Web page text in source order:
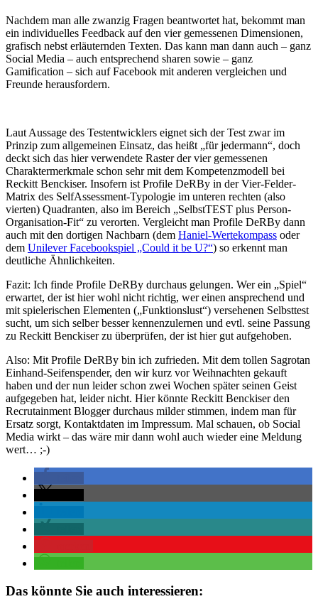
Nachdem man alle zwanzig Fragen beantwortet hat, bekommt man
ein individuelles Feedback auf den vier gemessenen Dimensionen,
grafisch nebst erläuternden Texten. Das kann man dann auch – ganz
Social Media – auch entsprechend sharen sowie – ganz
Gamification – sich auf Facebook mit anderen vergleichen und
Freunde herausfordern.
Laut Aussage des Testentwicklers eignet sich der Test zwar im
Prinzip zum allgemeinen Einsatz, das heißt „für jedermann“, doch
deckt sich das hier verwendete Raster der vier gemessenen
Charaktermerkmale schon sehr mit dem Kompetenzmodell bei
Reckitt Benckiser. Insofern ist Profile DeRBy in der Vier-Felder-
Matrix des SelfAssessment-Typologie im unteren rechten (also
vierten) Quadranten, also im Bereich „SelbstTEST plus Person-
Organisation-Fit“ zu verorten. Vergleicht man Profile DeRBy dann
auch mit den dortigen Nachbarn (dem Haniel-Wertekompass oder
dem Unilever Facebookspiel „Could it be U?“) so erkennt man
deutliche Ähnlichkeiten.
Fazit: Ich finde Profile DeRBy durchaus gelungen. Wer ein „Spiel“
erwartet, der ist hier wohl nicht richtig, wer einen ansprechend und
mit spielerischen Elementen („Funktionslust“) versehenen Selbsttest
sucht, um sich selber besser kennenzulernen und evtl. seine Passung
zu Reckitt Benckiser zu überprüfen, der ist hier gut aufgehoben.
Also: Mit Profile DeRBy bin ich zufrieden. Mit dem tollen Sagrotan
Einhand-Seifenspender, den wir kurz vor Weihnachten gekauft
haben und der nun leider schon zwei Wochen später seinen Geist
aufgegeben hat, leider nicht. Hier könnte Reckitt Benckiser den
Recrutainment Blogger durchaus milder stimmen, indem man für
Ersatz sorgt, Kontaktdaten im Impressum. Mal schauen, ob Social
Media wirkt – das wäre mir dann wohl auch wieder eine Meldung
wert… ;-)
Das könnte Sie auch interessieren: